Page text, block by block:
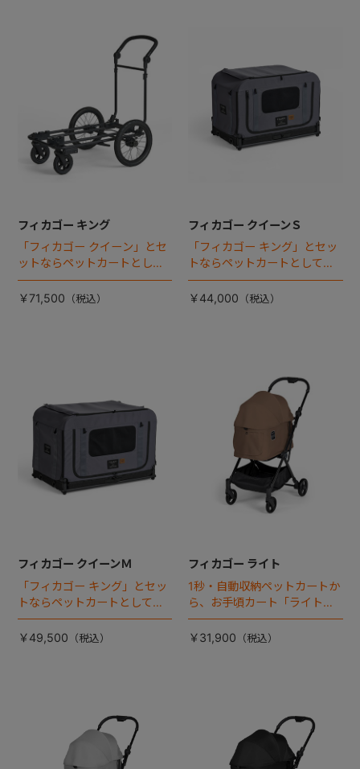
フィカゴー キング
「フィカゴー クイーン」とセ
ットならペットカートとして
使える、耐荷重50kgの大型犬
向け車体登場！
￥71,500
フィカゴー クイーンＳ
「フィカゴー キング」とセッ
トならペットカートとしても
使える、耐荷重30㎏の中～大
型犬向けケージが登場！
￥44,000
フィカゴー クイーンＭ
「フィカゴー キング」とセッ
トならペットカートとしても
使える、耐荷重50㎏の大型犬
向けケージが登場！
￥49,500
フィカゴー ライト
1秒・自動収納ペットカートか
ら、お手頃カート「ライト」
が登場！
￥31,900